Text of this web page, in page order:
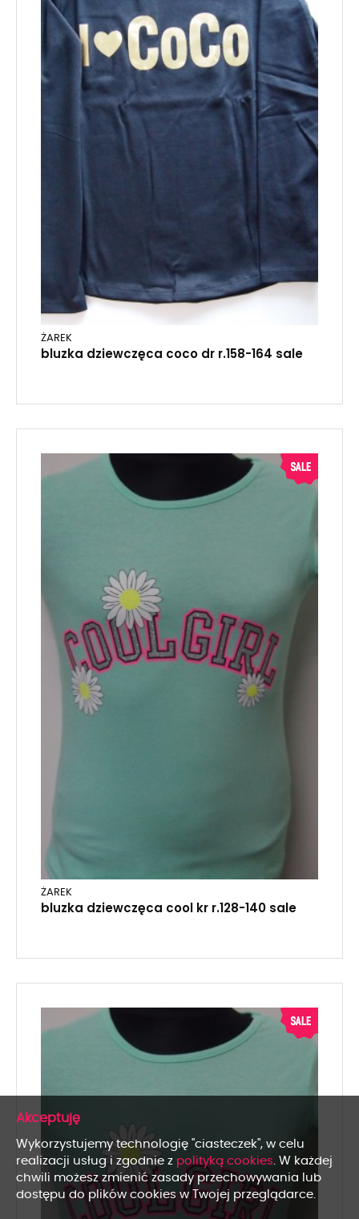
ŻAREK
bluzka dziewczęca coco dr r.158-164 sale
ŻAREK
bluzka dziewczęca cool kr r.128-140 sale
Wykorzystujemy technologię "ciasteczek", w celu
realizacji usług i zgodnie z polityką cookies. W każdej
chwili możesz zmienić zasady przechowywania lub
dostępu do plików cookies w Twojej przeglądarce.